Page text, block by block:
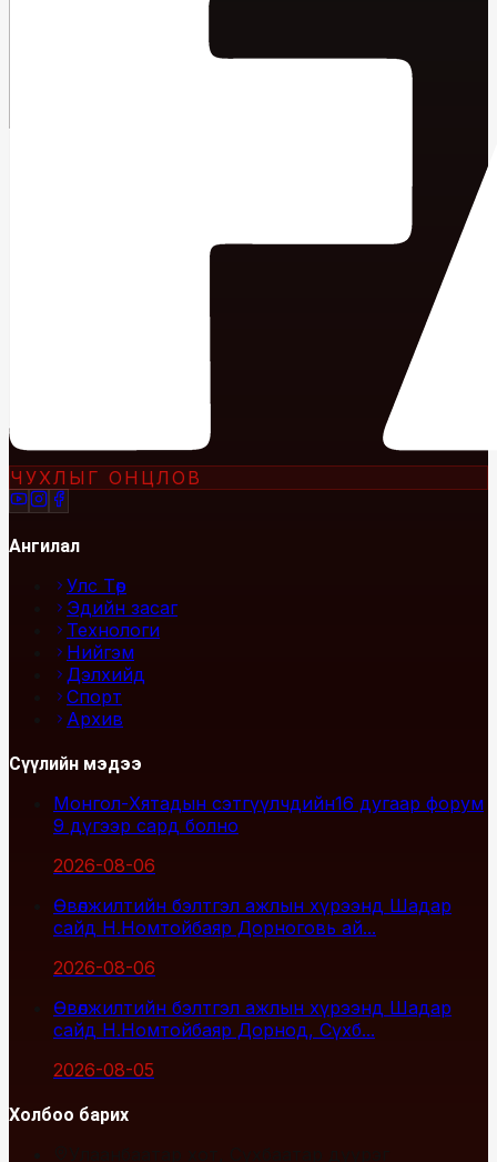
ЧУХЛЫГ ОНЦЛОВ
Ангилал
Улс Төр
Эдийн засаг
Технологи
Нийгэм
Дэлхийд
Спорт
Архив
Сүүлийн мэдээ
Монгол-Хятадын сэтгүүлчдийн16 дугаар форум
9 дүгээр сард болно
2026-08-06
Өвөлжилтийн бэлтгэл ажлын хүрээнд Шадар
сайд Н.Номтойбаяр Дорноговь ай...
2026-08-06
Өвөлжилтийн бэлтгэл ажлын хүрээнд Шадар
сайд Н.Номтойбаяр Дорнод, Сүхб...
2026-08-05
Холбоо барих